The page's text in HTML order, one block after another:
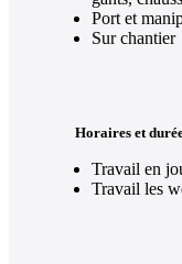
Port et
Sur chantier
Horaires et
Travail en
Travail les